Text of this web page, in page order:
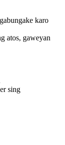
karo
atos, gaweyan
sing